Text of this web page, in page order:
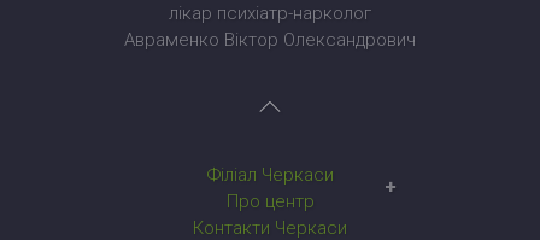
лікар психіатр-нарколог
Авраменко Віктор Олександрович
Філіал Черкаси
Наркологічний центр у Черкасах
Про центр
Контакти Черкаси